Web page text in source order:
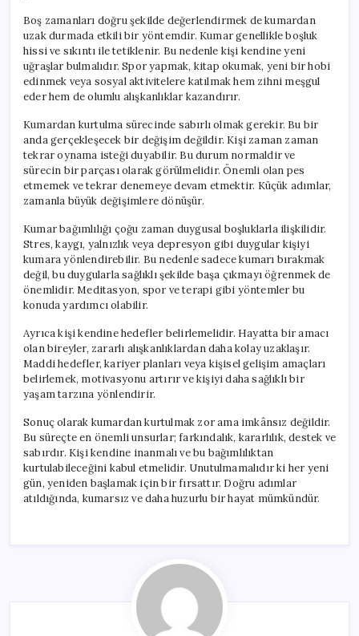
Boş zamanları doğru şekilde değerlendirmek de kumardan
uzak durmada etkili bir yöntemdir. Kumar genellikle boşluk
hissi ve sıkıntı ile tetiklenir. Bu nedenle kişi kendine yeni
uğraşlar bulmalıdır. Spor yapmak, kitap okumak, yeni bir hobi
edinmek veya sosyal aktivitelere katılmak hem zihni meşgul
eder hem de olumlu alışkanlıklar kazandırır.
Kumardan kurtulma sürecinde sabırlı olmak gerekir. Bu bir
anda gerçekleşecek bir değişim değildir. Kişi zaman zaman
tekrar oynama isteği duyabilir. Bu durum normaldir ve
sürecin bir parçası olarak görülmelidir. Önemli olan pes
etmemek ve tekrar denemeye devam etmektir. Küçük adımlar,
zamanla büyük değişimlere dönüşür.
Kumar bağımlılığı çoğu zaman duygusal boşluklarla ilişkilidir.
Stres, kaygı, yalnızlık veya depresyon gibi duygular kişiyi
kumara yönlendirebilir. Bu nedenle sadece kumarı bırakmak
değil, bu duygularla sağlıklı şekilde başa çıkmayı öğrenmek de
önemlidir. Meditasyon, spor ve terapi gibi yöntemler bu
konuda yardımcı olabilir.
Ayrıca kişi kendine hedefler belirlemelidir. Hayatta bir amacı
olan bireyler, zararlı alışkanlıklardan daha kolay uzaklaşır.
Maddi hedefler, kariyer planları veya kişisel gelişim amaçları
belirlemek, motivasyonu artırır ve kişiyi daha sağlıklı bir
yaşam tarzına yönlendirir.
Sonuç olarak kumardan kurtulmak zor ama imkânsız değildir.
Bu süreçte en önemli unsurlar; farkındalık, kararlılık, destek ve
sabırdır. Kişi kendine inanmalı ve bu bağımlılıktan
kurtulabileceğini kabul etmelidir. Unutulmamalıdır ki her yeni
gün, yeniden başlamak için bir fırsattır. Doğru adımlar
atıldığında, kumarsız ve daha huzurlu bir hayat mümkündür.